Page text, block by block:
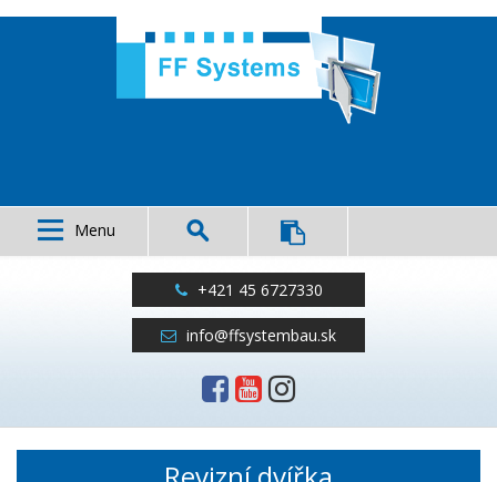
Menu
+421 45 6727330
info@ffsystembau.sk